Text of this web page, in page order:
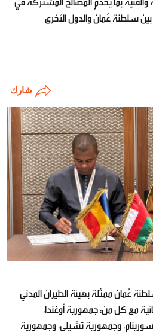
سلطنة عُمان والدول الأخرى
شارك
عُمان ممثلة بهيئة الطيران المدني
مع كل من: جمهورية أوغندا،
وجمهورية تشيلي، وجمهورية